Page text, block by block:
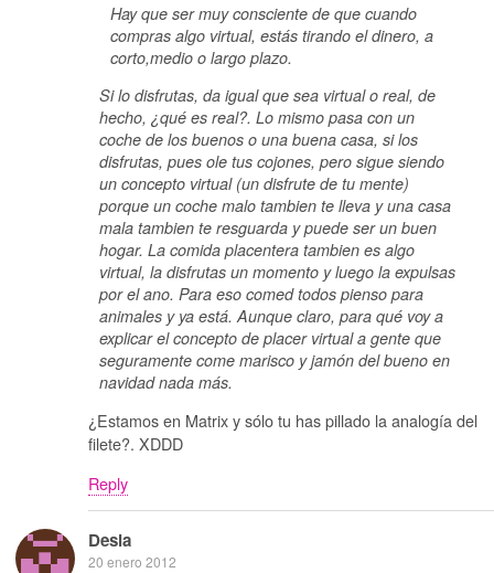
Hay que ser muy consciente de que cuando
compras algo virtual, estás tirando el dinero, a
corto,medio o largo plazo.
Si lo disfrutas, da igual que sea virtual o real, de
hecho, ¿qué es real?. Lo mismo pasa con un
coche de los buenos o una buena casa, si los
disfrutas, pues ole tus cojones, pero sigue siendo
un concepto virtual (un disfrute de tu mente)
porque un coche malo tambien te lleva y una casa
mala tambien te resguarda y puede ser un buen
hogar. La comida placentera tambien es algo
virtual, la disfrutas un momento y luego la expulsas
por el ano. Para eso comed todos pienso para
animales y ya está. Aunque claro, para qué voy a
explicar el concepto de placer virtual a gente que
seguramente come marisco y jamón del bueno en
navidad nada más.
¿Estamos en Matrix y sólo tu has pillado la analogía del
filete?. XDDD
Reply
Desia
20 enero 2012